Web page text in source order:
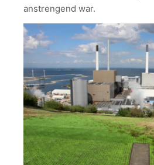
anstrengend war.